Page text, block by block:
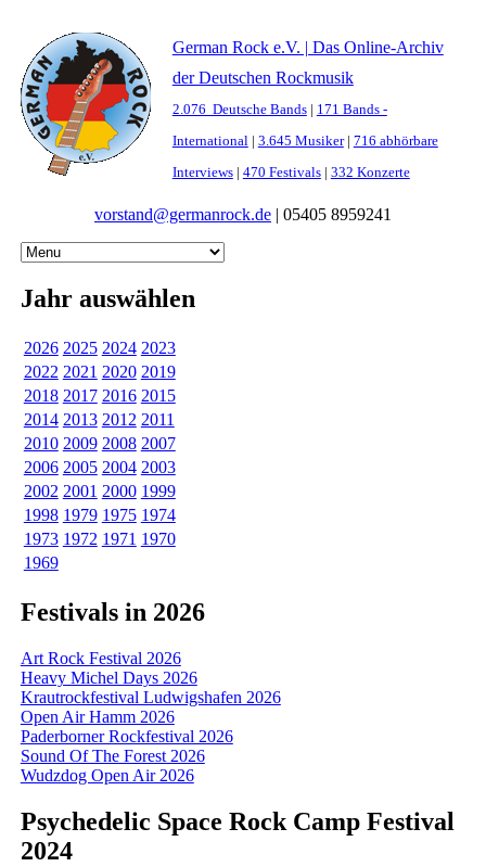
German Rock e.V. | Das Online-Archiv
der Deutschen Rockmusik
2.076 Deutsche Bands| 171 Bands -
International| 3.645 Musiker| 716 abhörbare
Interviews| 470 Festivals| 332 Konzerte
vorstand@germanrock.de| 05405 8959241
Jahr auswählen
2026 2025 2024 2023
2022 2021 2020 2019
2018 2017 2016 2015
2014 2013 2012 2011
2010 2009 2008 2007
2006 2005 2004 2003
2002 2001 2000 1999
1998 1979 1975 1974
1973 1972 1971 1970
1969
Festivals in 2026
Art Rock Festival 2026
Heavy Michel Days 2026
Krautrockfestival Ludwigshafen 2026
Open Air Hamm 2026
Paderborner Rockfestival 2026
Sound Of The Forest 2026
Wudzdog Open Air 2026
Psychedelic Space Rock Camp Festival
2024